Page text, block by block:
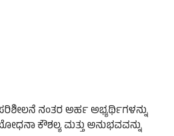
ನಂತರ ಅರ್ಹ ಅಭ್ಯರ್ಥಿಗಳನ್ನು
ಕೌಶಲ್ಯ ಮತ್ತು ಅನುಭವವನ್ನು